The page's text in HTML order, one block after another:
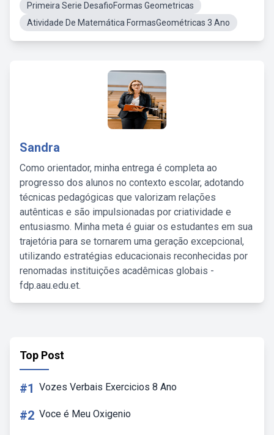
Primeira Serie DesafioFormas Geometricas
Atividade De Matemática FormasGeométricas 3 Ano
Sandra
Como orientador, minha entrega é completa ao
progresso dos alunos no contexto escolar, adotando
técnicas pedagógicas que valorizam relações
autênticas e são impulsionadas por criatividade e
entusiasmo. Minha meta é guiar os estudantes em sua
trajetória para se tornarem uma geração excepcional,
utilizando estratégias educacionais reconhecidas por
renomadas instituições acadêmicas globais -
fdp.aau.edu.et.
Top Post
#1 Vozes Verbais Exercicios 8 Ano
#2 Voce é Meu Oxigenio